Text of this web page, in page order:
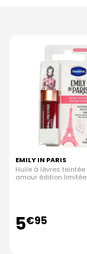
EMILY IN PARIS
Huile à lèvres teintée
amour édition
5€95